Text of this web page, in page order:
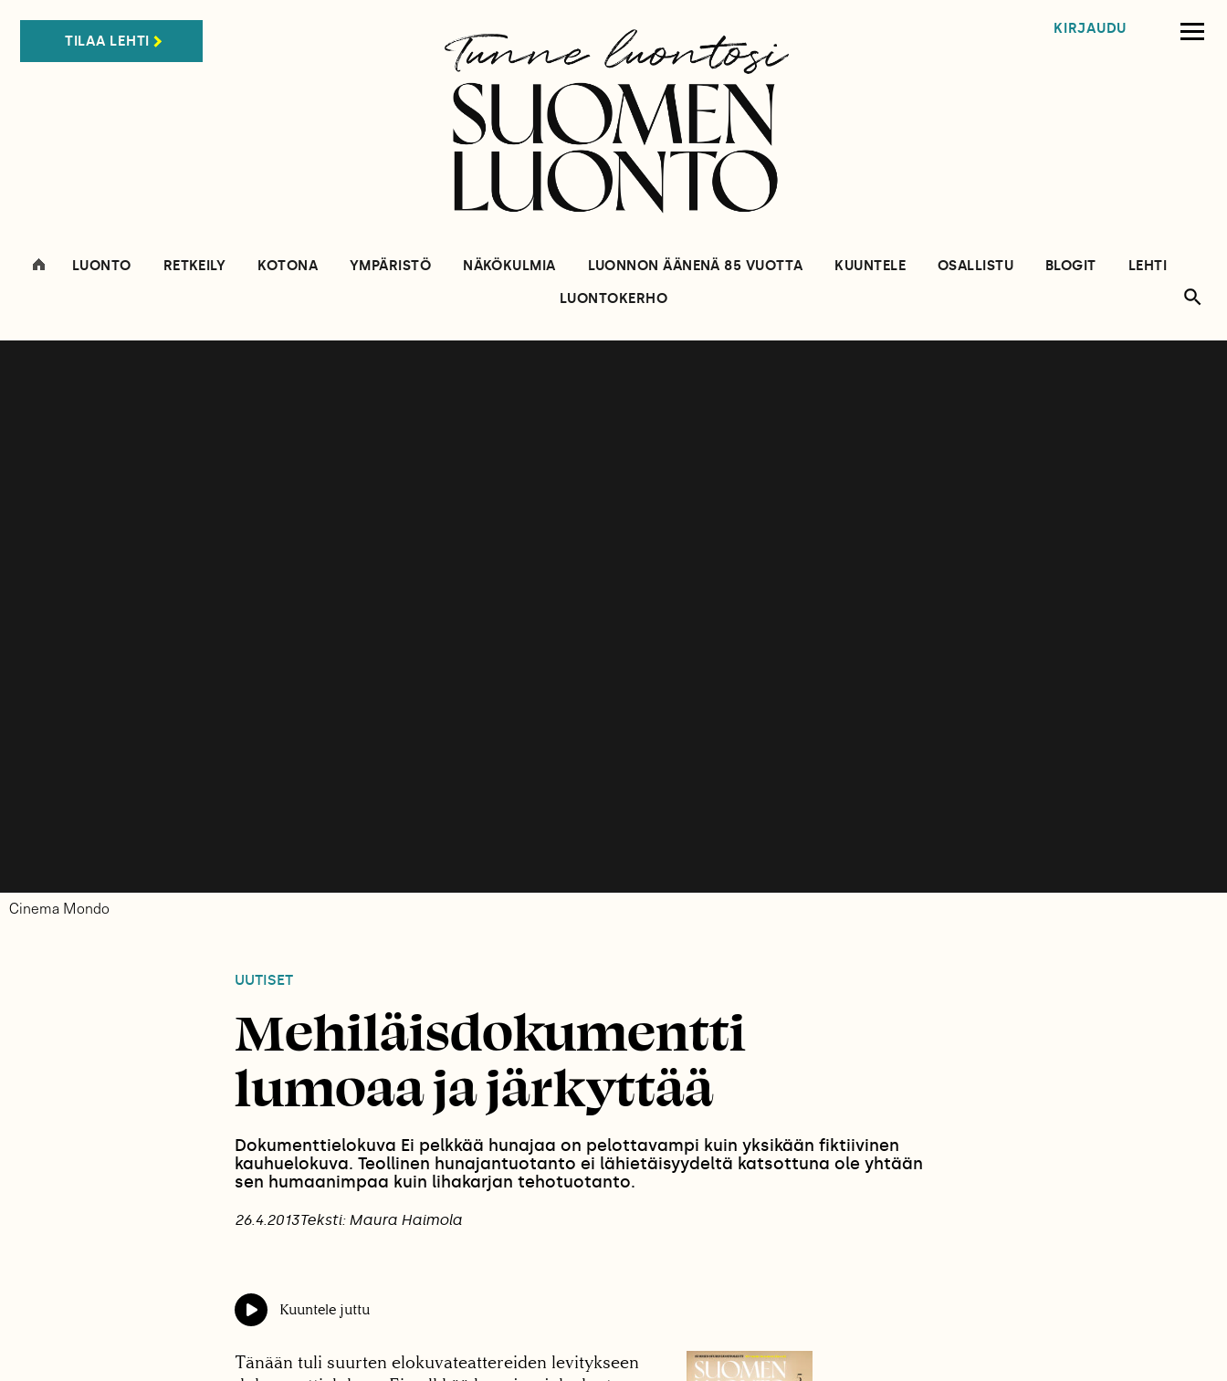
TILAA LEHTI
KIRJAUDU
LUONTO RETKEILY KOTONA YMPÄRISTÖ NÄKÖKULMIA LUONNON ÄÄNENÄ 85 VUOTTA KUUNTELE OSALLISTU BLOGIT
LEHTI
LUONTOKERHO
Cinema Mondo
UUTISET
Mehiläisdokumentti
lumoaa ja järkyttää
Dokumenttielokuva Ei pelkkää hunajaa on pelottavampi kuin yksikään fiktiivinen
kauhuelokuva. Teollinen hunajantuotanto ei lähietäisyydeltä katsottuna ole yhtään
sen humaanimpaa kuin lihakarjan tehotuotanto.
26.4.2013Teksti: Maura Haimola
Kuuntele juttu
Tänään tuli suurten elokuvateattereiden levitykseen